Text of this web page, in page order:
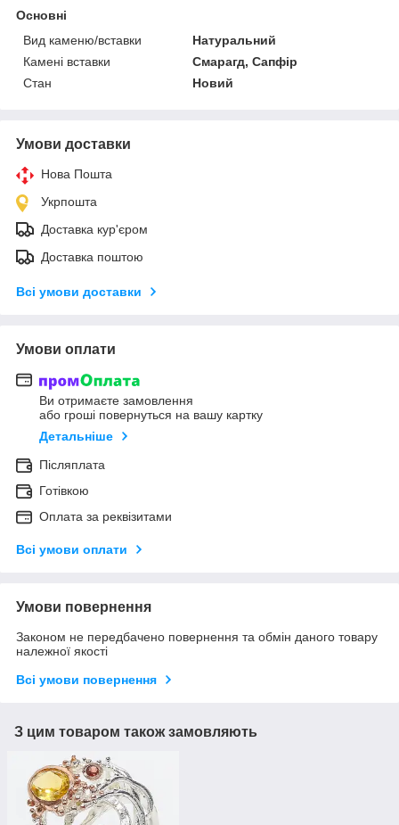
Основні
Вид каменю/вставки
Натуральний
Камені вставки
Смарагд, Сапфір
Стан
Новий
Умови доставки
Нова Пошта
Укрпошта
Доставка кур'єром
Доставка поштою
Всі умови доставки
Умови оплати
Ви отримаєте замовлення
або гроші повернуться на вашу картку
Детальніше
Післяплата
Готівкою
Оплата за реквізитами
Всі умови оплати
Умови повернення
Законом не передбачено повернення та обмін даного товару
належної якості
Всі умови повернення
З цим товаром також замовляють